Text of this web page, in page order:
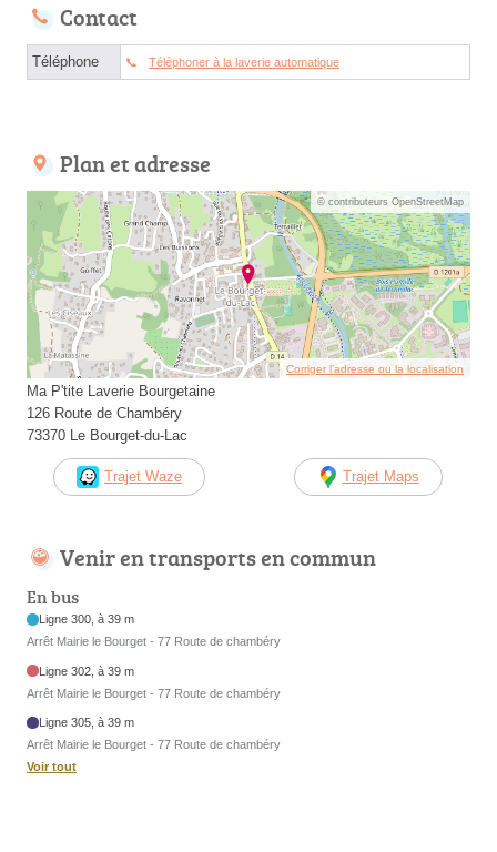
Contact
Téléphone Téléphoner à la laverie automatique
Plan et adresse
© contributeurs OpenStreetMap
Corriger l’adresse ou la localisation
Ma P'tite Laverie Bourgetaine
126 Route de Chambéry
73370 Le Bourget-du-Lac
Trajet Waze Trajet Maps
Venir en transports en commun
En bus
Ligne 300, à 39 m
Arrêt Mairie le Bourget - 77 Route de chambéry
Ligne 302, à 39 m
Arrêt Mairie le Bourget - 77 Route de chambéry
Ligne 305, à 39 m
Arrêt Mairie le Bourget - 77 Route de chambéry
Voir tout